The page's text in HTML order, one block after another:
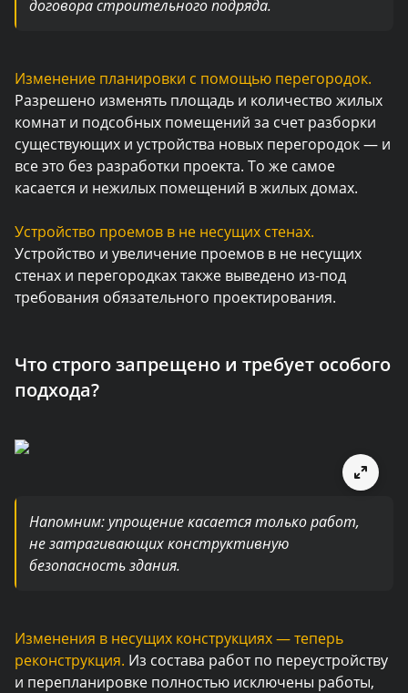
договора строительного подряда.
Изменение планировки с помощью перегородок.
Разрешено изменять площадь и количество жилых
комнат и подсобных помещений за счет разборки
существующих и устройства новых перегородок — и
все это без разработки проекта. То же самое
касается и нежилых помещений в жилых домах.
Устройство проемов в не несущих стенах.
Устройство и увеличение проемов в не несущих
стенах и перегородках также выведено из-под
требования обязательного проектирования.
Что строго запрещено и требует особого
подхода?
Напомним: упрощение касается только работ,
не затрагивающих конструктивную
безопасность здания.
Изменения в несущих конструкциях — теперь
реконструкция. Из состава работ по переустройству
и перепланировке полностью исключены работы,